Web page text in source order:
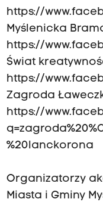
https://
Myślenicka
https://
Świat
https://
Zagroda
https://
%20lanckorona
Organizatorzy
Miasta i Gminy